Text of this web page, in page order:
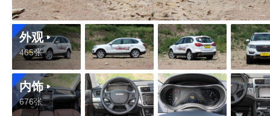
外观
465张
内饰
676张